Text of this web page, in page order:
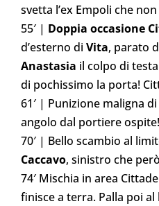
svetta l’ex Empoli che
55′ | Doppia occasione
d’esterno di Vita, parato
Anastasia il colpo di
di pochissimo la porta!
61′ | Punizione maligna di
angolo dal portiere ospite!
70′ | Bello scambio al
Caccavo, sinistro che
74′ Mischia in area
finisce a terra. Palla poi